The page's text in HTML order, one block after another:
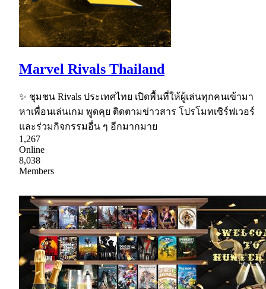
Marvel Rivals Thailand
✨ ชุมชน Rivals ประเทศไทย เปิดพื้นที่ให้ผู้เล่นทุกคนเข้ามา
หาเพื่อนเล่นเกม พูดคุย ติดตามข่าวสาร โปรโมทเซิร์ฟเวอร์
และร่วมกิจกรรมอื่น ๆ อีกมากมาย
1,267
Online
8,038
Members